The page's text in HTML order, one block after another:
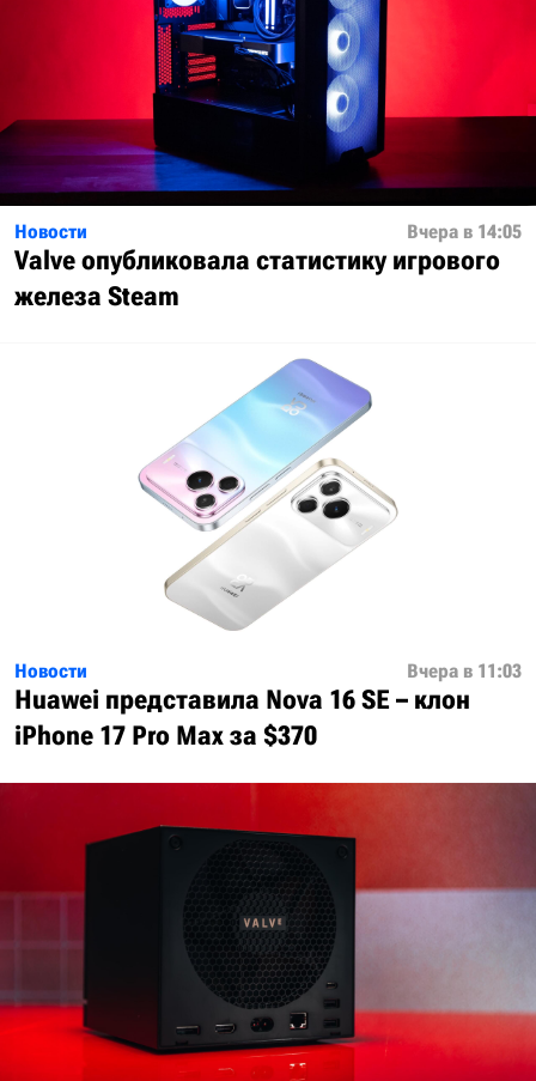
Новости Вчера в 14:05
Valve опубликовала статистику игрового
железа Steam
Новости Вчера в 11:03
Huawei представила Nova 16 SE – клон
iPhone 17 Pro Max за $370